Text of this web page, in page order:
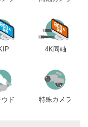
4K同軸
ウド 特殊カメラ